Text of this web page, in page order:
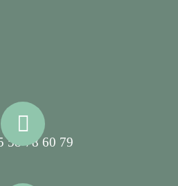
58 78 60 79